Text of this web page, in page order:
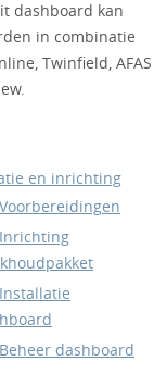
dashboard kan
in combinatie
Twinfield, AFAS
en inrichting
dashboard